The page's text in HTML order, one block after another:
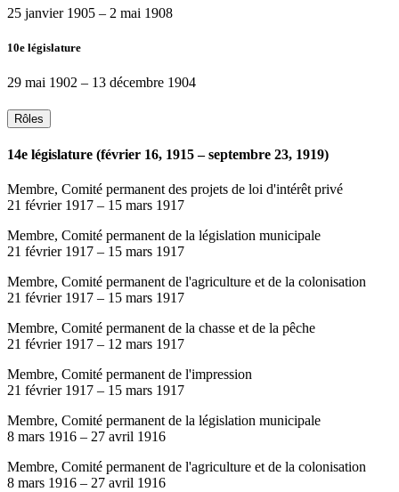
25 janvier 1905 – 2 mai 1908
10e législature
29 mai 1902 – 13 décembre 1904
Rôles
14e législature (février 16, 1915 – septembre 23, 1919)
Membre, Comité permanent des projets de loi d'intérêt privé
21 février 1917 – 15 mars 1917
Membre, Comité permanent de la législation municipale
21 février 1917 – 15 mars 1917
Membre, Comité permanent de l'agriculture et de la colonisation
21 février 1917 – 15 mars 1917
Membre, Comité permanent de la chasse et de la pêche
21 février 1917 – 12 mars 1917
Membre, Comité permanent de l'impression
21 février 1917 – 15 mars 1917
Membre, Comité permanent de la législation municipale
8 mars 1916 – 27 avril 1916
Membre, Comité permanent de l'agriculture et de la colonisation
8 mars 1916 – 27 avril 1916